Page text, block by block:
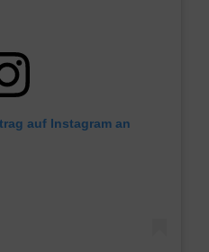
auf Instagram an